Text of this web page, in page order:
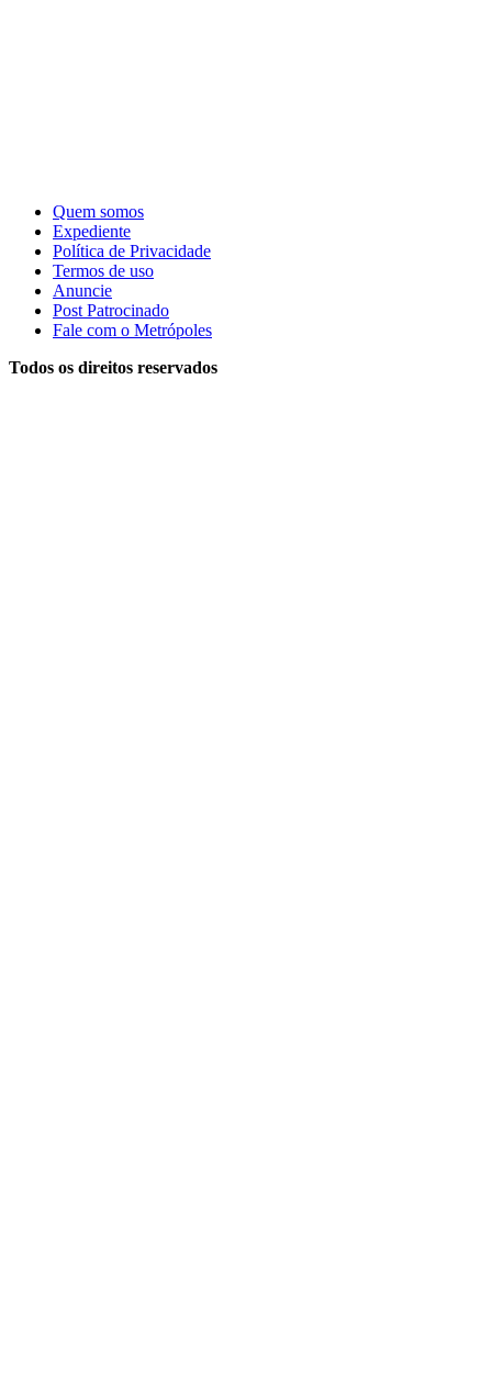
Quem somos
Expediente
Política de Privacidade
Termos de uso
Anuncie
Post Patrocinado
Fale com o Metrópoles
Todos os direitos reservados